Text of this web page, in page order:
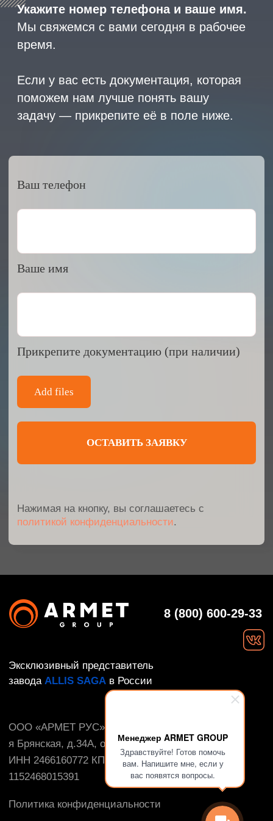
Менеджер ARMET GROUP
Здравствуйте! Готов помочь
вам. Напишите мне, если у
вас появятся вопросы.